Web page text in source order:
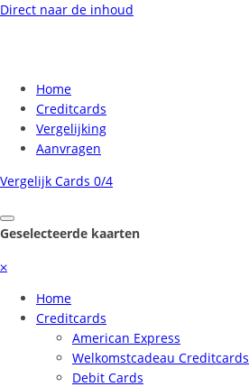
Direct naar de inhoud
Home
Creditcards
Vergelijking
Aanvragen
Vergelijk Cards 0/4
Geselecteerde kaarten
⨉
Home
Creditcards
American Express
Welkomstcadeau Creditcards
Debit Cards